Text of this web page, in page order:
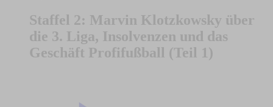
Staffel 2: Marvin Klotzkowsky über
die 3. Liga, Insolvenzen und das
Geschäft Profifußball (Teil 1)